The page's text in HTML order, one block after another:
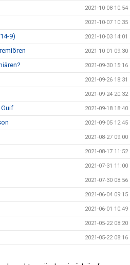
2021-10-08 10:54
2021-10-07 10:35
9) 2021-10-03 14:01
2021-10-01 09:30
2021-09-30 15:16
2021-09-26 18:31
2021-09-24 20:32
2021-09-18 18:40
2021-09-05 12:45
2021-08-27 09:00
2021-08-17 11:52
2021-07-31 11:00
2021-07-30 08:56
2021-06-04 09:15
2021-06-01 10:49
2021-05-22 08:20
2021-05-22 08:16